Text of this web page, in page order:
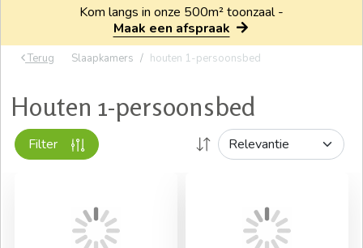
Kom langs in onze 500m² toonzaal -
Maak een afspraak
Terug Slaapkamers houten 1-persoonsbed
Houten 1-persoonsbed
Filter